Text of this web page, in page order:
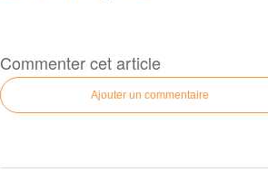
Commenter cet article
Ajouter un commentaire